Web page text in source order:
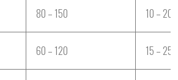
80 – 150 10 – 20
60 – 120 15 – 25